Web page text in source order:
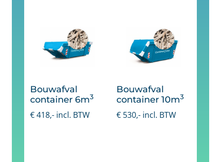
Bouwafval
container 6m3
€418,- incl. BTW
Bouwafval
container 10m3
€ 530,- incl. BTW